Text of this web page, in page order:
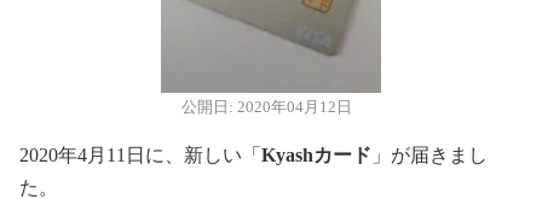
公開日: 2020年04月12日
2020年4月11日に、新しい「 Kyashカード 」が届きまし
た。